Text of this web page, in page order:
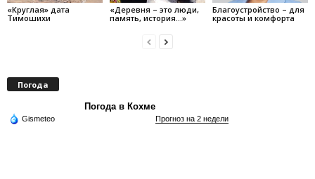
«Круглая» дата
Тимошихи
«Деревня – это люди,
память, история…»
Благоустройство – для
красоты и комфорта
Погода
Погода в Кохме
Gismeteo Прогноз на 2 недели